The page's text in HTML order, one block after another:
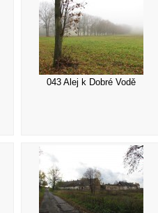
043 Alej k Dobré Vodě